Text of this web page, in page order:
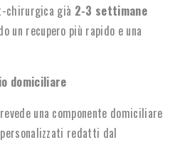
chirurgica già 2-3 settimane
un recupero più rapido e una
domiciliare
una componente domiciliare
redatti dal